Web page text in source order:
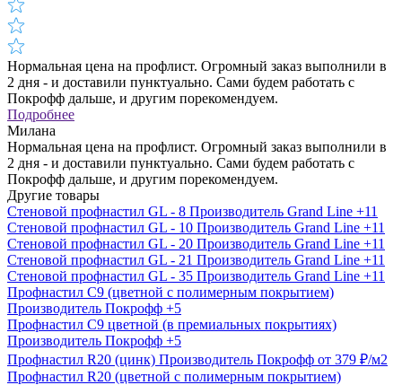
Нормальная цена на профлист. Огромный заказ выполнили в
2 дня - и доставили пунктуально. Сами будем работать с
Покрофф дальше, и другим порекомендуем.
Подробнее
Милана
Нормальная цена на профлист. Огромный заказ выполнили в
2 дня - и доставили пунктуально. Сами будем работать с
Покрофф дальше, и другим порекомендуем.
Другие товары
Стеновой профнастил GL - 8 Производитель Grand Line +11
Стеновой профнастил GL - 10 Производитель Grand Line +11
Стеновой профнастил GL - 20 Производитель Grand Line +11
Стеновой профнастил GL - 21 Производитель Grand Line +11
Стеновой профнастил GL - 35 Производитель Grand Line +11
Профнастил С9 (цветной с полимерным покрытием)
Производитель Покрофф +5
Профнастил С9 цветной (в премиальных покрытиях)
Производитель Покрофф +5
Профнастил R20 (цинк) Производитель Покрофф от 379 ₽/м2
Профнастил R20 (цветной с полимерным покрытием)